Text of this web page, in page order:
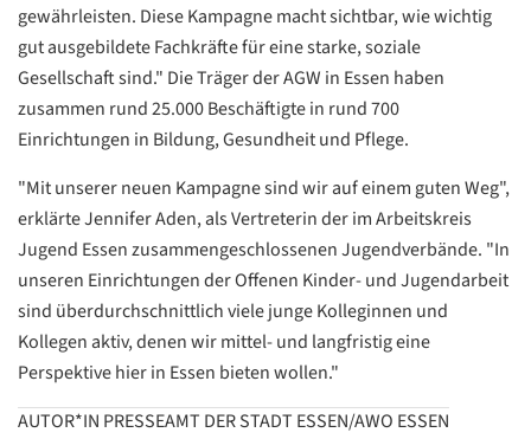
gewährleisten. Diese Kampagne macht sichtbar, wie wichtig
gut ausgebildete Fachkräfte für eine starke, soziale
Gesellschaft sind." Die Träger der AGW in Essen haben
zusammen rund 25.000 Beschäftigte in rund 700
Einrichtungen in Bildung, Gesundheit und Pflege.
"Mit unserer neuen Kampagne sind wir auf einem guten Weg",
erklärte Jennifer Aden, als Vertreterin der im Arbeitskreis
Jugend Essen zusammengeschlossenen Jugendverbände. "In
unseren Einrichtungen der Offenen Kinder- und Jugendarbeit
sind überdurchschnittlich viele junge Kolleginnen und
Kollegen aktiv, denen wir mittel- und langfristig eine
Perspektive hier in Essen bieten wollen."
AUTOR*IN PRESSEAMT DER STADT ESSEN/AWO ESSEN